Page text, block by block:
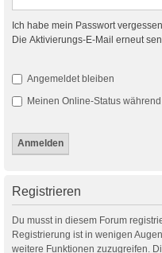
Ich habe mein Passwort vergessen
Die Aktivierungs-E-Mail erneut
Angemeldet bleiben
Meinen Online-Status
Registrieren
Du musst in diesem Forum
Registrierung ist in wenigen
weitere Funktionen zuzugreifen.